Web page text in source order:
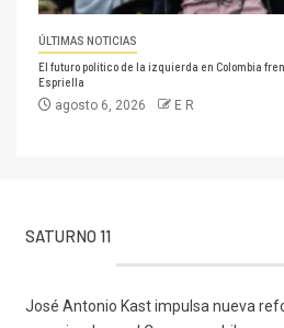
ÚLTIMAS NOTICIAS
El futuro político de la izquierda en Colombia
Espriella
agosto 6, 2026 E R
SATURNO 11
José Antonio Kast impulsa nueva